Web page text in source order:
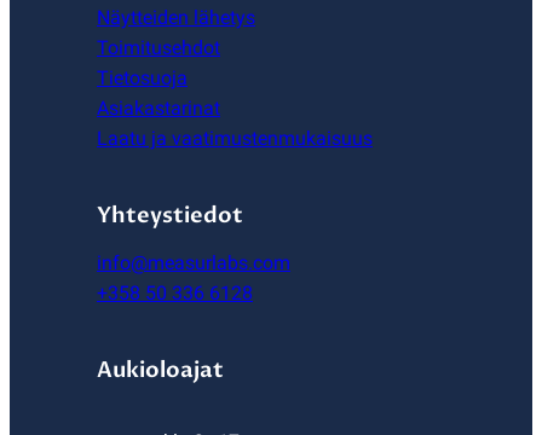
Näytteiden lähetys
Toimitusehdot
Tietosuoja
Asiakastarinat
Laatu ja vaatimustenmukaisuus
Yhteystiedot
info@measurlabs.com
+358 50 336 6128
Aukioloajat